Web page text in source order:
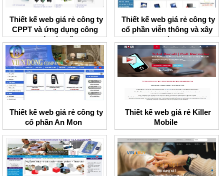
Thiết kế web giá rẻ công ty
CPPT và ứng dụng công
nghệ toàn cầu
Thiết kế web giá rẻ công ty
cổ phần viễn thông và xây
dựng Thành Lợi
Thiết kế web giá rẻ công ty
cổ phần An Mon
Thiết kế web giá rẻ Killer
Mobile